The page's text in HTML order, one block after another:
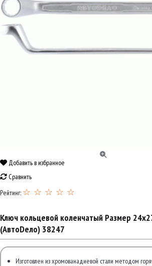
Добавить в избранное
Сравнить
Рейтинг: ☆ ☆ ☆ ☆ ☆
Ключ кольцевой коленчатый Размер
(АвтоDело) 38247
Изготовлен из хромованадиевой стали методом